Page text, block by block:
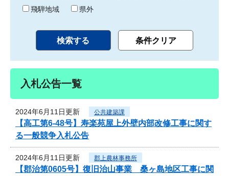
飛騨地域
県外
入札公告一覧
2024年6月11日更新 公共建築課
【高工第6-48号】寿楽苑屋上外壁内部改修工事に関す
る一般競争入札公告
2024年6月11日更新 郡上農林事務所
【郡治第0605号】復旧治山事業 桑ヶ島地区工事に関